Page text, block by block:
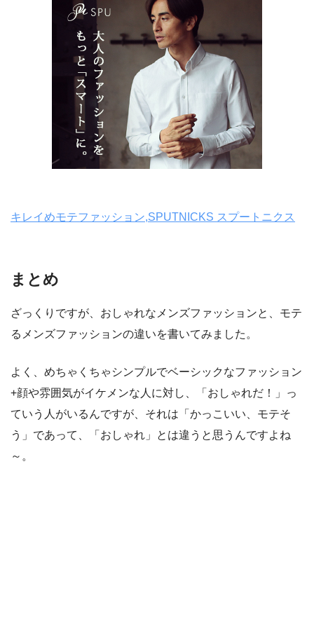
キレイめモテファッション,SPUTNICKS スプートニクス
まとめ
ざっくりですが、おしゃれなメンズファッションと、モテ
るメンズファッションの違いを書いてみました。
よく、めちゃくちゃシンプルでベーシックなファッション
+顔や雰囲気がイケメンな人に対し、「おしゃれだ！」っ
ていう人がいるんですが、それは「かっこいい、モテそ
う」であって、「おしゃれ」とは違うと思うんですよね
～。